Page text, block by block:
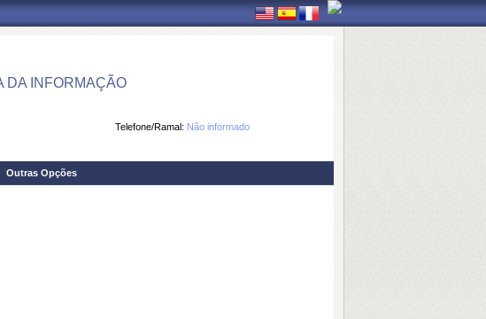
DA INFORMAÇÃO
Telefone/Ramal: Não informado
Outras Opções